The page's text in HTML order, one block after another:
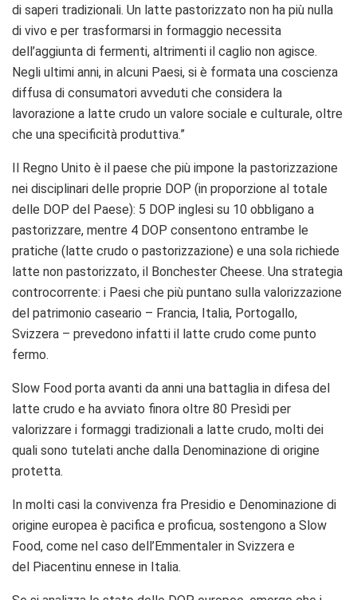
di saperi tradizionali. Un latte pastorizzato non ha più nulla
di vivo e per trasformarsi in formaggio necessita
dell’aggiunta di fermenti, altrimenti il caglio non agisce.
Negli ultimi anni, in alcuni Paesi, si è formata una coscienza
diffusa di consumatori avveduti che considera la
lavorazione a latte crudo un valore sociale e culturale, oltre
che una specificità produttiva.”
Il Regno Unito è il paese che più impone la pastorizzazione
nei disciplinari delle proprie DOP (in proporzione al totale
delle DOP del Paese): 5 DOP inglesi su 10 obbligano a
pastorizzare, mentre 4 DOP consentono entrambe le
pratiche (latte crudo o pastorizzazione) e una sola richiede
latte non pastorizzato, il Bonchester Cheese. Una strategia
controcorrente: i Paesi che più puntano sulla valorizzazione
del patrimonio caseario – Francia, Italia, Portogallo,
Svizzera – prevedono infatti il latte crudo come punto
fermo.
Slow Food porta avanti da anni una battaglia in difesa del
latte crudo e ha avviato finora oltre 80 Presìdi per
valorizzare i formaggi tradizionali a latte crudo, molti dei
quali sono tutelati anche dalla Denominazione di origine
protetta.
In molti casi la convivenza fra Presidio e Denominazione di
origine europea è pacifica e proficua, sostengono a Slow
Food, come nel caso dell’Emmentaler in Svizzera e
del Piacentinu ennese in Italia.